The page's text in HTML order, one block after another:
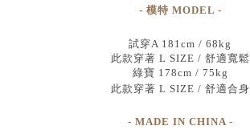
- 模特 MODEL -
試穿A 181cm / 68kg
此款穿著 L SIZE / 舒適寬鬆
綠寶 178cm / 75kg
此款穿著 L SIZE / 舒適合身
- MADE IN CHINA -